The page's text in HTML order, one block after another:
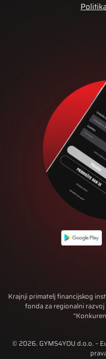
Krajnji primatelj financijskog
fonda za regionalni
© 2026. GYMS4YOU d.o.o. –